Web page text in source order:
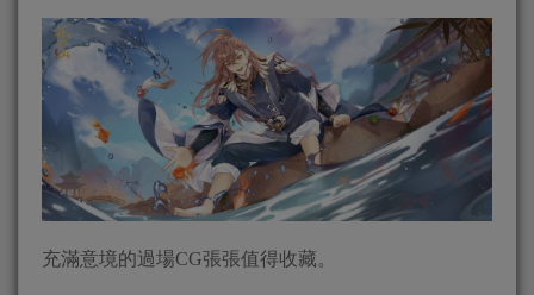
充滿意境的過場CG張張值得收藏。